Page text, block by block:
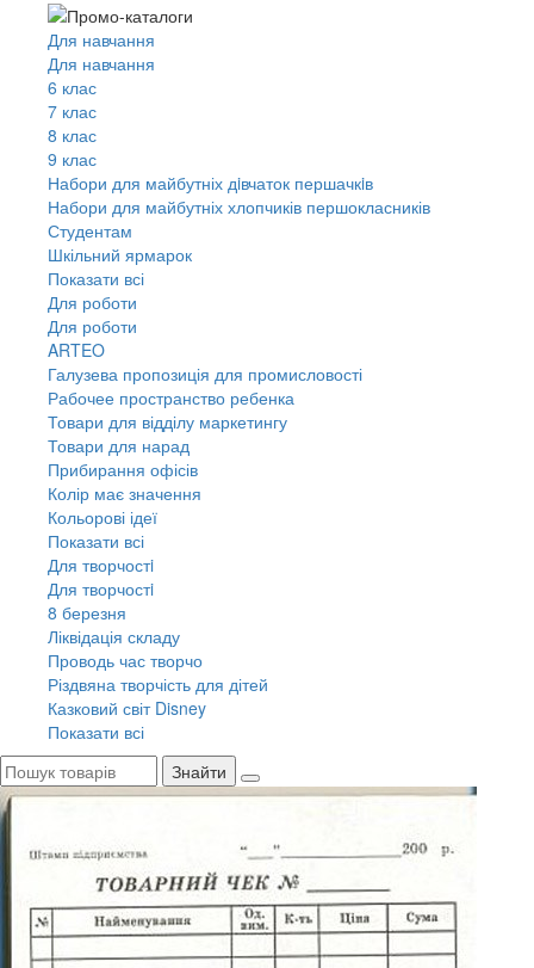
Для навчання
Для навчання
6 клас
7 клас
8 клас
9 клас
Набори для майбутніх дiвчаток першачкiв
Набори для майбутніх хлопчиків першокласників
Студентам
Шкільний ярмарок
Показати всі
Для роботи
Для роботи
ARTEO
Галузева пропозиція для промисловості
Рабочее пространство ребенка
Товари для відділу маркетингу
Товари для нарад
Прибирання офісів
Колір має значення
Кольорові ідеї
Показати всі
Для творчостi
Для творчостi
8 березня
Ліквідація складу
Проводь час творчо
Різдвяна творчість для дітей
Казковий світ Disney
Показати всі
Знайти